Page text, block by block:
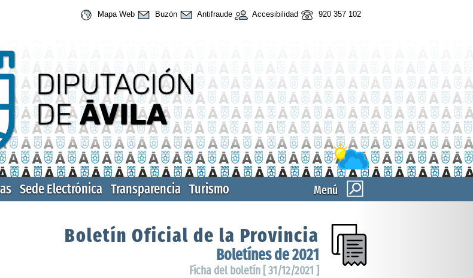
Mapa Web Buzón Antifraude Accesibilidad 920 357 102
Menú
Sede Electrónica Transparencia Turismo
Boletín Oficial de la Provincia
Boletínes de 2021
Ficha del boletín [ 31/12/2021 ]